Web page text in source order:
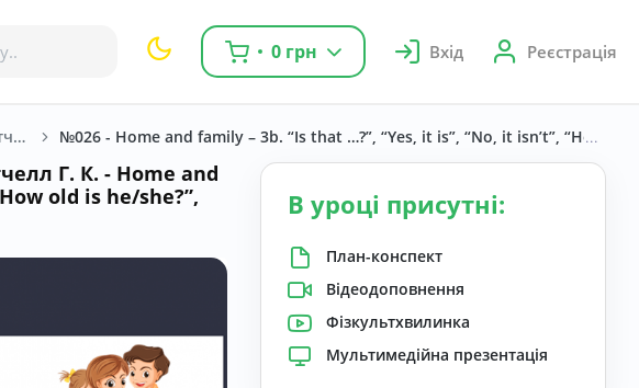
0 грн Вхід Реєстрація
Англійська мова. Мітчелл Г. К. 2 клас. №026 - Home and family – 3b. “Is that …?”, “Yes, it is”, “No, it isn’t”, “How old
Г. К. - Home and
old is he/she?”,
В уроці присутні:
План-конспект
Відеодоповнення
Фізкультхвилинка
Мультимедійна презентація